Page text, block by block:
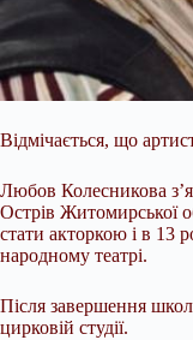
Відмічається, що
Любов Колесникова
Острів Житомирської
стати акторкою і в 13
народному театрі.
Після завершення
цирковій студії.